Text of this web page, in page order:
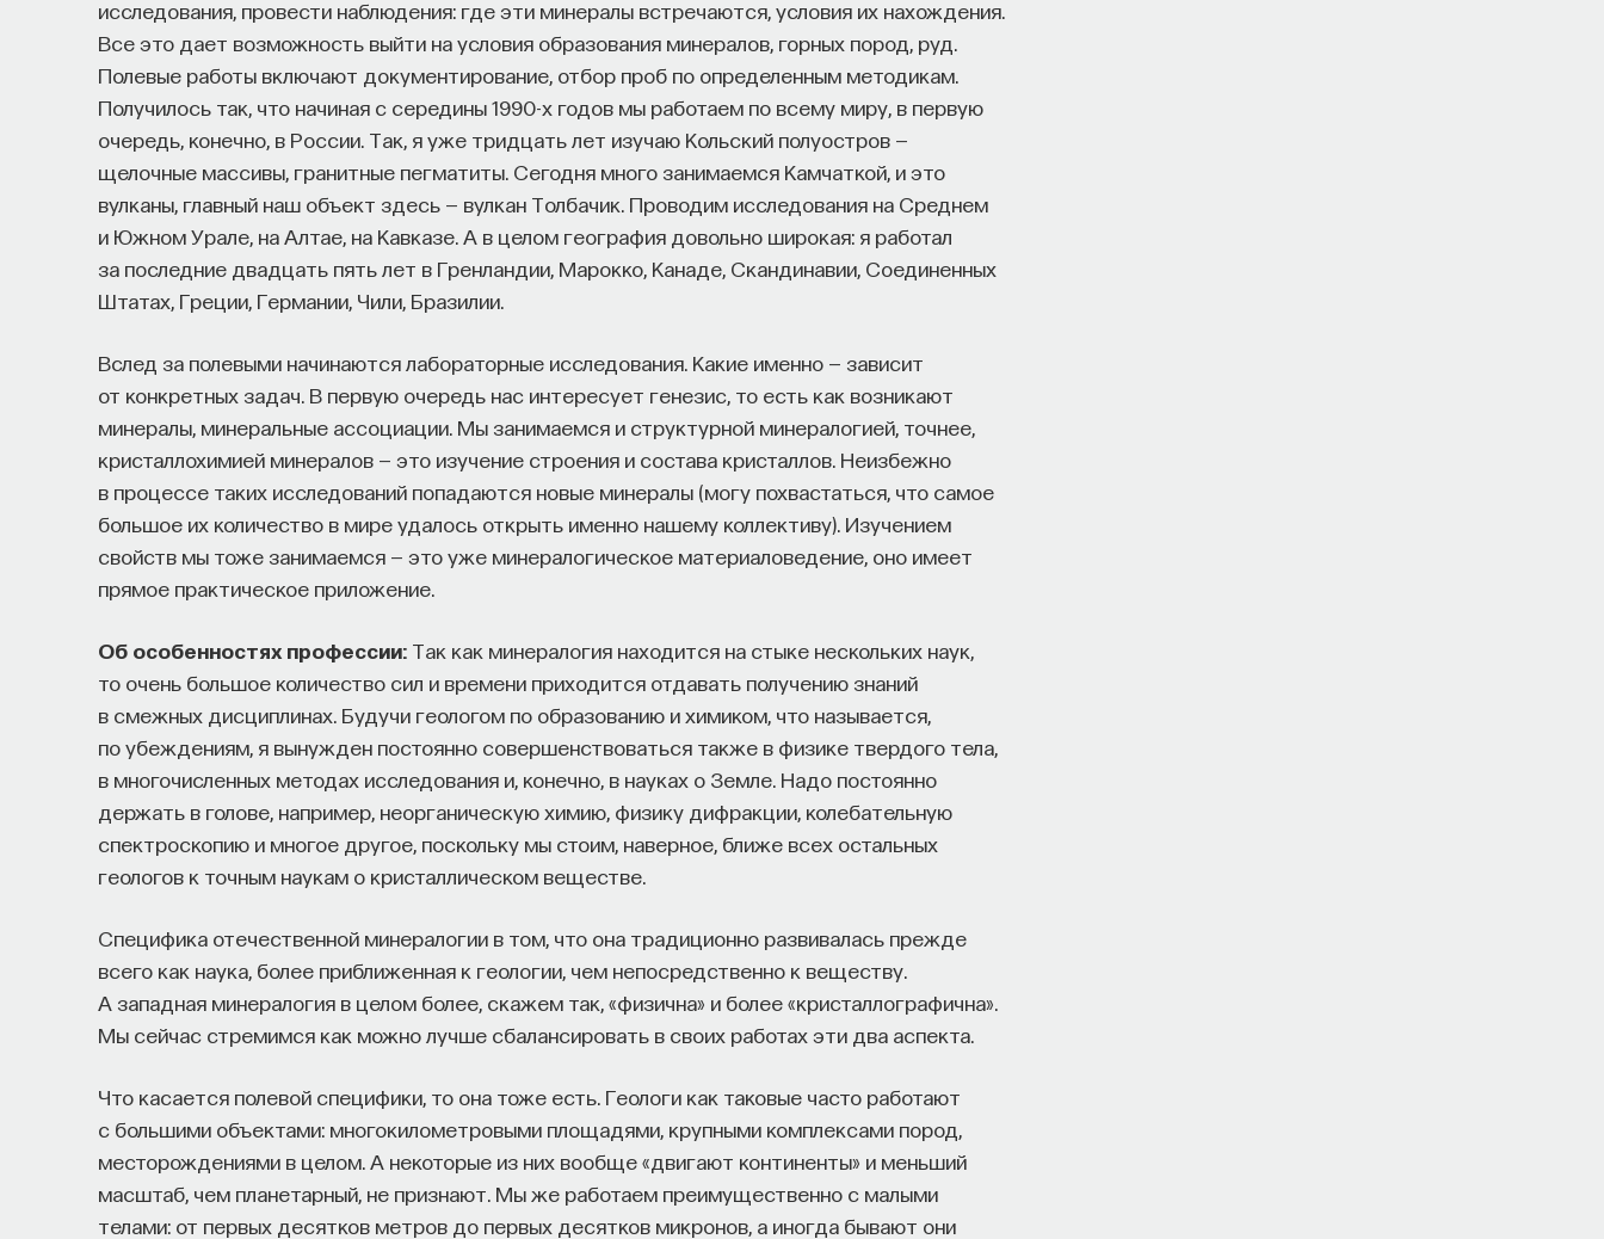
исследования, провести наблюдения: где эти минералы встречаются, условия их нахождения.
Все это дает возможность выйти на условия образования минералов, горных пород, руд.
Полевые работы включают документирование, отбор проб по определенным методикам.
Получилось так, что начиная с середины 1990-х годов мы работаем по всему миру, в первую
очередь, конечно, в России. Так, я уже тридцать лет изучаю Кольский полуостров —
щелочные массивы, гранитные пегматиты. Сегодня много занимаемся Камчаткой, и это
вулканы, главный наш объект здесь — вулкан Толбачик. Проводим исследования на Среднем
и Южном Урале, на Алтае, на Кавказе. А в целом география довольно широкая: я работал
за последние двадцать пять лет в Гренландии, Марокко, Канаде, Скандинавии, Соединенных
Штатах, Греции, Германии, Чили, Бразилии.
Вслед за полевыми начинаются лабораторные исследования. Какие именно — зависит
от конкретных задач. В первую очередь нас интересует генезис, то есть как возникают
минералы, минеральные ассоциации. Мы занимаемся и структурной минералогией, точнее,
кристаллохимией минералов — это изучение строения и состава кристаллов. Неизбежно
в процессе таких исследований попадаются новые минералы (могу похвастаться, что самое
большое их количество в мире удалось открыть именно нашему коллективу). Изучением
свойств мы тоже занимаемся — это уже минералогическое материаловедение, оно имеет
прямое практическое приложение.
Об особенностях профессии: Так как минералогия находится на стыке нескольких наук,
то очень большое количество сил и времени приходится отдавать получению знаний
в смежных дисциплинах. Будучи геологом по образованию и химиком, что называется,
по убеждениям, я вынужден постоянно совершенствоваться также в физике твердого тела,
в многочисленных методах исследования и, конечно, в науках о Земле. Надо постоянно
держать в голове, например, неорганическую химию, физику дифракции, колебательную
спектроскопию и многое другое, поскольку мы стоим, наверное, ближе всех остальных
геологов к точным наукам о кристаллическом веществе.
Специфика отечественной минералогии в том, что она традиционно развивалась прежде
всего как наука, более приближенная к геологии, чем непосредственно к веществу.
А западная минералогия в целом более, скажем так, «физична» и более «кристаллографична».
Мы сейчас стремимся как можно лучше сбалансировать в своих работах эти два аспекта.
Что касается полевой специфики, то она тоже есть. Геологи как таковые часто работают
с большими объектами: многокилометровыми площадями, крупными комплексами пород,
месторождениями в целом. А некоторые из них вообще «двигают континенты» и меньший
масштаб, чем планетарный, не признают. Мы же работаем преимущественно с малыми
телами: от первых десятков метров до первых десятков микронов, а иногда бывают они
— Переосмыслите границы доверия собственному знанию.
Автор курса:Диана Гаспарян— кандидат философских наук, профессор Школы философии
и культурологии факультета гуманитарных наук НИУ ВШЭ.
3/30/2022 НАПИСАТЬ НАМ
НАД МАТЕРИАЛОМ РАБОТАЛИ
команда ПостНауки
НАУКА
237 публикаций
НАУКА ЖУРНАЛ ФИЛОСОФСКИЙ ПОИСК: НАЧАЛА